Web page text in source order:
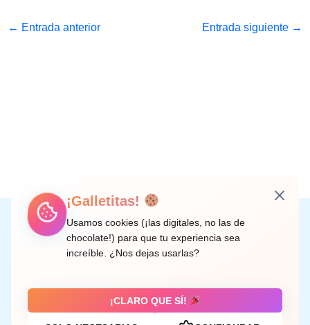
← Entrada anterior Entrada siguiente →
Instagram
Facebook
X LinkedIn
Correo electrónico
C/ Doctor Rodríguez de la Fuente, 8 València
¡Galletitas!
Usamos cookies (¡las digitales, no las de
chocolate!) para que tu experiencia sea
increíble. ¿Nos dejas usarlas?
¡CLARO QUE SÍ!